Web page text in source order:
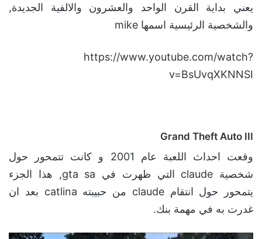
يعني بداية القرن الواحد والعشرون والالفية الجديدة,
والشخصية الرئيسية اسمها mike
https://www.youtube.com/watch?
v=BsUvqXKNNSI
Grand Theft Auto III
وقعت احداث اللعبة عام 2001 و كانت تتمحور حول
شخصية claude التي ظهرت في gta sa, هذا الجزء
يتمحور حول انتقام claude من حبيبته catlina بعد ان
غدرت به في مهمة بنك.